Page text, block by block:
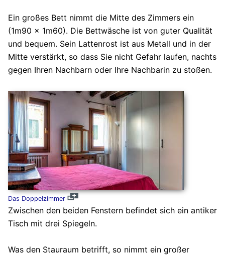
Ein großes Bett nimmt die Mitte des Zimmers ein
(1m90 x 1m60). Die Bettwäsche ist von guter Qualität
und bequem. Sein Lattenrost ist aus Metall und in der
Mitte verstärkt, so dass Sie nicht Gefahr laufen, nachts
gegen Ihren Nachbarn oder Ihre Nachbarin zu stoßen.
Das Doppelzimmer
Zwischen den beiden Fenstern befindet sich ein antiker
Tisch mit drei Spiegeln.
Was den Stauraum betrifft, so nimmt ein großer